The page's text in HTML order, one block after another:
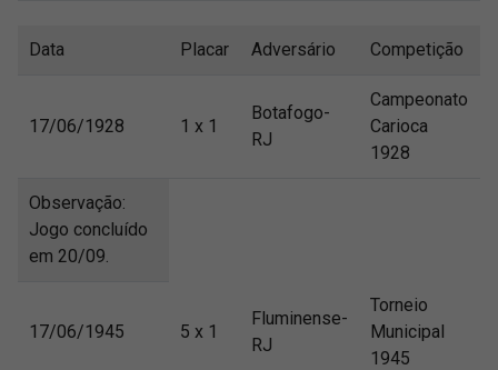
Data Placar Adversário Competição
17/06/1928 1 x 1
Botafogo-
RJ
Campeonato
Carioca
1928
Observação:
Jogo concluído
em 20/09.
17/06/1945 5 x 1
Fluminense-
RJ
Torneio
Municipal
1945